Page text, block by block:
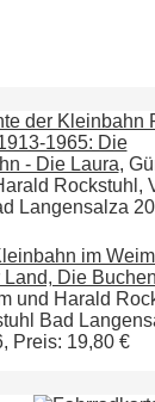
der Kleinbahn
1965: Die
- Die Laura,
Rockstuhl,
Langensalza
im
Land, Die
und Harald
Bad
Preis: 19,80 €